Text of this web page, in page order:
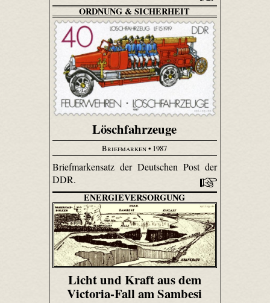
ORDNUNG & SICHERHEIT
Löschfahrzeuge
Briefmarken• 1987
Briefmarkensatz der Deutschen Post der
DDR.
ENERGIEVERSORGUNG
Licht und Kraft aus dem
Victoria-Fall am Sambesi